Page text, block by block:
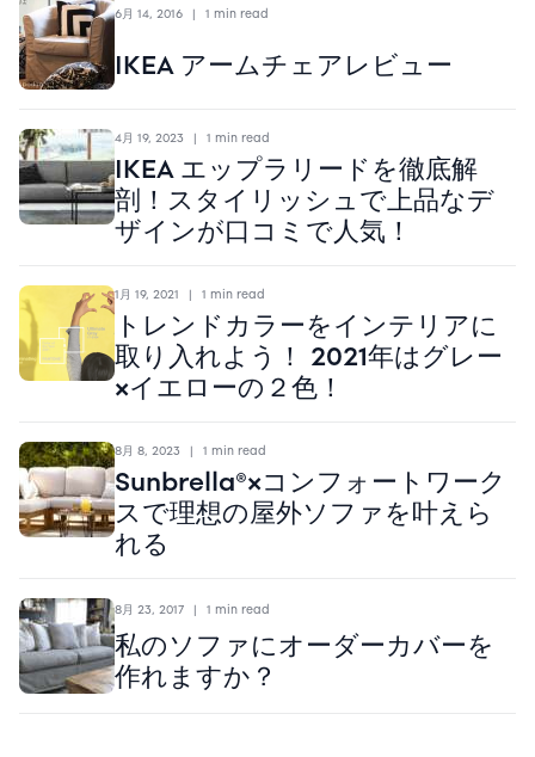
6月 14, 2016 | 1 min read
IKEA アームチェアレビュー
4月 19, 2023 | 1 min read
IKEA エップラリードを徹底解
剖！スタイリッシュで上品なデ
ザインが口コミで人気！
1月 19, 2021 | 1 min read
トレンドカラーをインテリアに
取り入れよう！ 2021年はグレー
×イエローの２色！
8月 8, 2023 | 1 min read
Sunbrella®×コンフォートワーク
スで理想の屋外ソファを叶えら
れる
8月 23, 2017 | 1 min read
私のソファにオーダーカバーを
作れますか？